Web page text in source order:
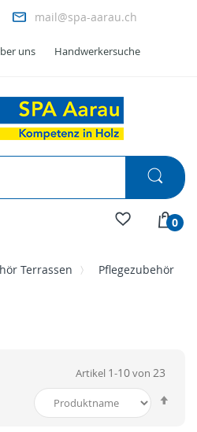
mail@spa-aarau.ch
uns Handwerkersuche
0
Terrassen Pflegezubehör
Artikel 1-10von 23